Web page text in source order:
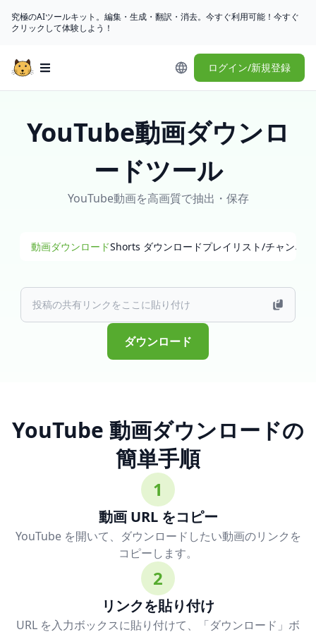
究極のAIツールキット。編集・生成・翻訳・消去。今すぐ利用可能！今すぐ
クリックして体験しよう！
Open main menu ログイン/新規登録
YouTube動画ダウンロ
ードツール
YouTube動画を高画質で抽出・保存
動画ダウンロードShorts ダウンロードプレイリスト/チャンネ
ダウンロード
YouTube 動画ダウンロードの
簡単手順
1
動画 URL をコピー
YouTube を開いて、ダウンロードしたい動画のリンクを
コピーします。
2
リンクを貼り付け
URL を入力ボックスに貼り付けて、「ダウンロード」ボ